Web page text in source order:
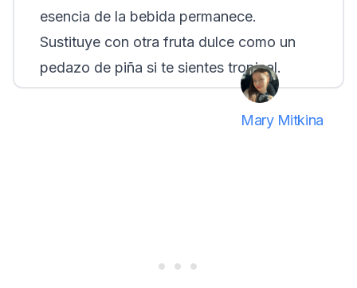
esencia de la bebida permanece.
Sustituye con otra fruta dulce como un
pedazo de piña si te sientes tropical.
Mary Mitkina